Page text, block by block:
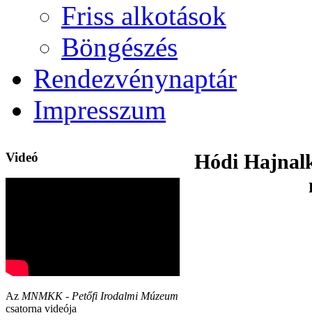
Friss alkotások
Böngészés
Rendezvénynaptár
Impresszum
Videó
Az MNMKK - Petőfi Irodalmi Múzeum
csatorna videója
Hódi